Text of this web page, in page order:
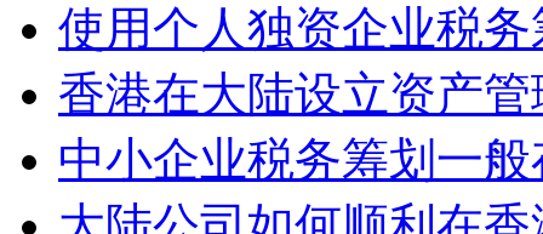
使用个人独资企业税
香港在大陆设立资产
中小企业税务筹划一